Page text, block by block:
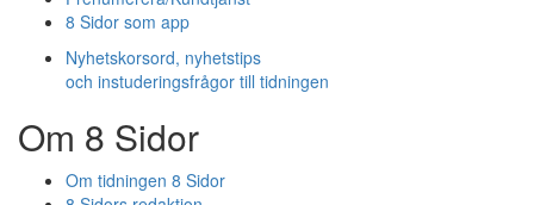
8 Sidor som app
Nyhetskorsord, nyhetstips
och instuderingsfrågor till tidningen
Om 8 Sidor
Om tidningen 8 Sidor